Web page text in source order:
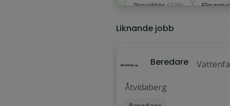
Projektör (228)
Liknande jobb
Beredare
Åtvidaberg